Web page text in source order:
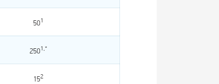
501
2501,*
152